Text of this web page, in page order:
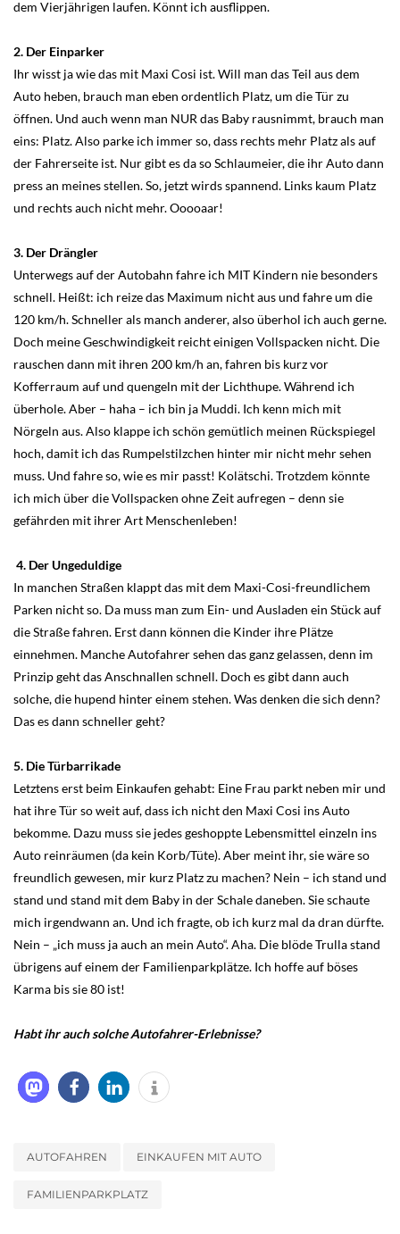
dem Vierjährigen laufen. Könnt ich ausflippen.
2. Der Einparker
Ihr wisst ja wie das mit Maxi Cosi ist. Will man das Teil aus dem
Auto heben, brauch man eben ordentlich Platz, um die Tür zu
öffnen. Und auch wenn man NUR das Baby rausnimmt, brauch man
eins: Platz. Also parke ich immer so, dass rechts mehr Platz als auf
der Fahrerseite ist. Nur gibt es da so Schlaumeier, die ihr Auto dann
press an meines stellen. So, jetzt wirds spannend. Links kaum Platz
und rechts auch nicht mehr. Ooooaar!
3. Der Drängler
Unterwegs auf der Autobahn fahre ich MIT Kindern nie besonders
schnell. Heißt: ich reize das Maximum nicht aus und fahre um die
120 km/h. Schneller als manch anderer, also überhol ich auch gerne.
Doch meine Geschwindigkeit reicht einigen Vollspacken nicht. Die
rauschen dann mit ihren 200 km/h an, fahren bis kurz vor
Kofferraum auf und quengeln mit der Lichthupe. Während ich
überhole. Aber – haha – ich bin ja Muddi. Ich kenn mich mit
Nörgeln aus. Also klappe ich schön gemütlich meinen Rückspiegel
hoch, damit ich das Rumpelstilzchen hinter mir nicht mehr sehen
muss. Und fahre so, wie es mir passt! Kolätschi. Trotzdem könnte
ich mich über die Vollspacken ohne Zeit aufregen – denn sie
gefährden mit ihrer Art Menschenleben!
4. Der Ungeduldige
In manchen Straßen klappt das mit dem Maxi-Cosi-freundlichem
Parken nicht so. Da muss man zum Ein- und Ausladen ein Stück auf
die Straße fahren. Erst dann können die Kinder ihre Plätze
einnehmen. Manche Autofahrer sehen das ganz gelassen, denn im
Prinzip geht das Anschnallen schnell. Doch es gibt dann auch
solche, die hupend hinter einem stehen. Was denken die sich denn?
Das es dann schneller geht?
5. Die Türbarrikade
Letztens erst beim Einkaufen gehabt: Eine Frau parkt neben mir und
hat ihre Tür so weit auf, dass ich nicht den Maxi Cosi ins Auto
bekomme. Dazu muss sie jedes geshoppte Lebensmittel einzeln ins
Auto reinräumen (da kein Korb/Tüte). Aber meint ihr, sie wäre so
freundlich gewesen, mir kurz Platz zu machen? Nein – ich stand und
stand und stand mit dem Baby in der Schale daneben. Sie schaute
mich irgendwann an. Und ich fragte, ob ich kurz mal da dran dürfte.
Nein – „ich muss ja auch an mein Auto“. Aha. Die blöde Trulla stand
übrigens auf einem der Familienparkplätze. Ich hoffe auf böses
Karma bis sie 80 ist!
Habt ihr auch solche Autofahrer-Erlebnisse?
AUTOFAHREN EINKAUFEN MIT AUTO
FAMILIENPARKPLATZ